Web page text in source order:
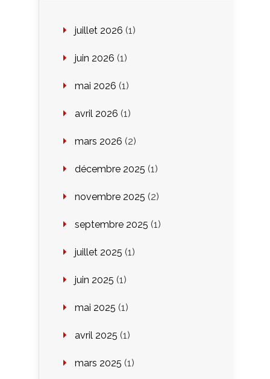
juillet 2026 (1)
juin 2026 (1)
mai 2026 (1)
avril 2026 (1)
mars 2026 (2)
décembre 2025 (1)
novembre 2025 (2)
septembre 2025 (1)
juillet 2025 (1)
juin 2025 (1)
mai 2025 (1)
avril 2025 (1)
mars 2025 (1)